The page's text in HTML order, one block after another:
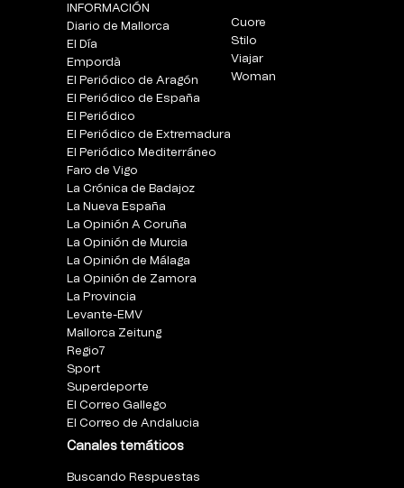
INFORMACIÓN
Diario de Mallorca
El Día
Empordà
El Periódico de Aragón
El Periódico de España
El Periódico
El Periódico de Extremadura
El Periódico Mediterráneo
Faro de Vigo
La Crónica de Badajoz
La Nueva España
La Opinión A Coruña
La Opinión de Murcia
La Opinión de Málaga
La Opinión de Zamora
La Provincia
Levante-EMV
Mallorca Zeitung
Regio7
Sport
Superdeporte
El Correo Gallego
El Correo de Andalucia
Canales temáticos
Buscando Respuestas
Cuore
Stilo
Viajar
Woman